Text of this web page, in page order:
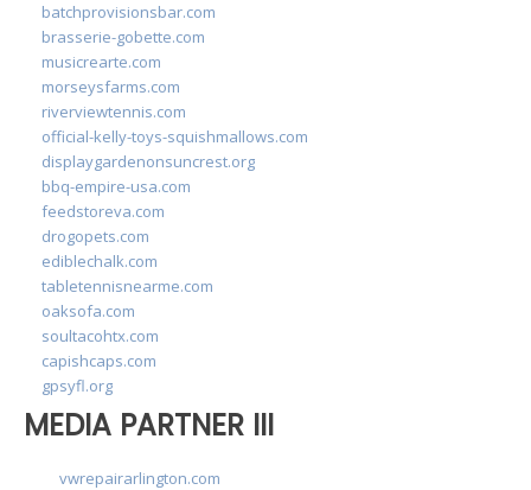
batchprovisionsbar.com
brasserie-gobette.com
musicrearte.com
morseysfarms.com
riverviewtennis.com
official-kelly-toys-squishmallows.com
displaygardenonsuncrest.org
bbq-empire-usa.com
feedstoreva.com
drogopets.com
ediblechalk.com
tabletennisnearme.com
oaksofa.com
soultacohtx.com
capishcaps.com
gpsyfl.org
MEDIA PARTNER III
vwrepairarlington.com